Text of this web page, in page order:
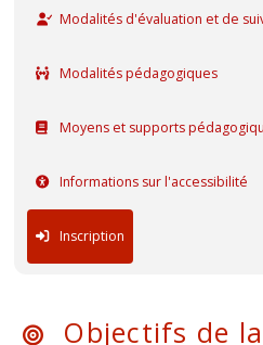
Modalités d'évaluation et de
Modalités pédagogiques
Moyens et supports
Informations sur l'accessibilité
Inscription
Objectifs de